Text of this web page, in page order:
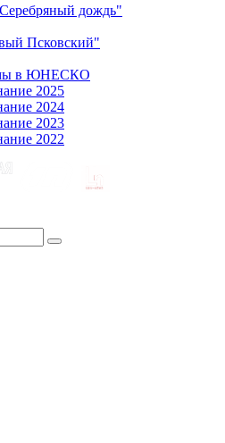
дождь"
Псковский"
в ЮНЕСКО
2025
2024
2023
2022